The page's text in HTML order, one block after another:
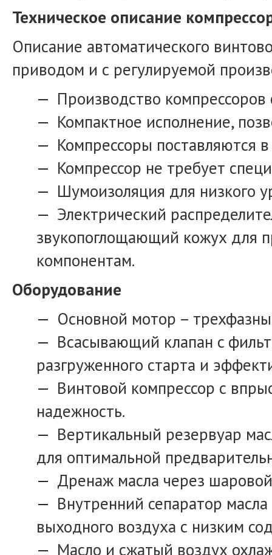
Техническое описание
Описание автоматического
приводом и с регулируемой
Производство
Компактное исполнение,
Компрессоры поставляются
Компрессор не требует
Шумоизоляция для низкого
Электрический
звукопоглощающий кожух для
компонентам.
Оборудование
Основной мотор –
Всасывающий клапан c
разгруженного старта и
Винтовой компрессор с
надежность.
Вертикальный резервуар
для оптимальной
Дренаж масла через
Внутренний сепаратор
выходного воздуха с низким
Масло и сжатый воздух